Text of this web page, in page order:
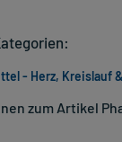
zum Artikel
- Herz, Kreislauf